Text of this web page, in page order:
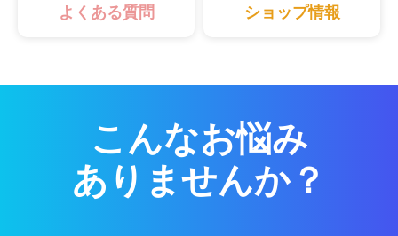
よくある質問 ショップ情報
こんなお悩み
ありませんか？